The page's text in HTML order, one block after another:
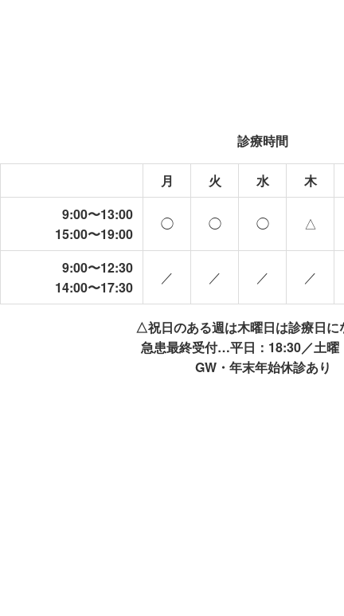
診療時間
月 火 水 木
9:00〜13:00
15:00〜19:00
◯ ◯ ◯ △
9:00〜12:30
14:00〜17:30
／ ／ ／ ／
△祝日のある週は木曜日は診療日に
急患最終受付…平日：18:30／土曜
GW・年末年始休診あり